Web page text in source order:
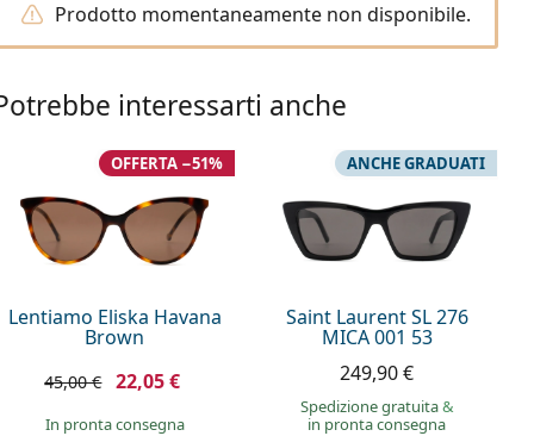
Prodotto momentaneamente non disponibile.
interessarti anche
Lentiamo Eliska Havana
Brown
OFFERTA −51%
45,00 € 22,05 €
in pronta consegna
Saint Laurent SL 276
MICA 001 53
ANCHE GRADUATI
249,90 €
Spedizione gratuita&
in pronta consegna